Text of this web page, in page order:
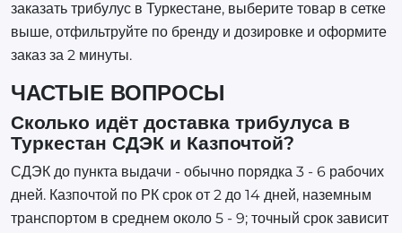
заказать трибулус в Туркестане, выберите товар в сетке
выше, отфильтруйте по бренду и дозировке и оформите
заказ за 2 минуты.
ЧАСТЫЕ ВОПРОСЫ
Сколько идёт доставка трибулуса в
Туркестан СДЭК и Казпочтой?
СДЭК до пункта выдачи - обычно порядка 3 - 6 рабочих
дней. Казпочтой по РК срок от 2 до 14 дней, наземным
транспортом в среднем около 5 - 9; точный срок зависит